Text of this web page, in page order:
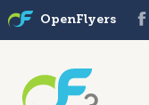
OpenFlyers